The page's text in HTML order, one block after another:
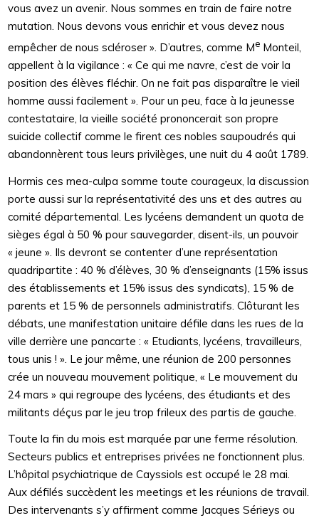
vous avez un avenir. Nous sommes en train de faire notre
mutation. Nous devons vous enrichir et vous devez nous
empêcher de nous scléroser ». D’autres, comme Me Monteil,
appellent à la vigilance : « Ce qui me navre, c’est de voir la
position des élèves fléchir. On ne fait pas disparaître le vieil
homme aussi facilement ». Pour un peu, face à la jeunesse
contestataire, la vieille société prononcerait son propre
suicide collectif comme le firent ces nobles saupoudrés qui
abandonnèrent tous leurs privilèges, une nuit du 4 août 1789.
Hormis ces mea-culpa somme toute courageux, la discussion
porte aussi sur la représentativité des uns et des autres au
comité départemental. Les lycéens demandent un quota de
sièges égal à 50 % pour sauvegarder, disent-ils, un pouvoir
« jeune ». Ils devront se contenter d’une représentation
quadripartite : 40 % d’élèves, 30 % d’enseignants (15% issus
des établissements et 15% issus des syndicats), 15 % de
parents et 15 % de personnels administratifs. Clôturant les
débats, une manifestation unitaire défile dans les rues de la
ville derrière une pancarte : « Etudiants, lycéens, travailleurs,
tous unis ! ». Le jour même, une réunion de 200 personnes
crée un nouveau mouvement politique, « Le mouvement du
24 mars » qui regroupe des lycéens, des étudiants et des
militants déçus par le jeu trop frileux des partis de gauche.
Toute la fin du mois est marquée par une ferme résolution.
Secteurs publics et entreprises privées ne fonctionnent plus.
L’hôpital psychiatrique de Cayssiols est occupé le 28 mai.
Aux défilés succèdent les meetings et les réunions de travail.
Des intervenants s’y affirment comme Jacques Sérieys ou